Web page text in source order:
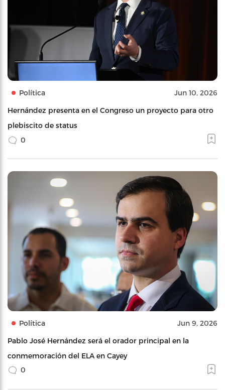
Política Jun 10, 2026
Hernández presenta en el Congreso un proyecto para otro
plebiscito de status
0
Política Jun 9, 2026
Pablo José Hernández será el orador principal en la
conmemoración del ELA en Cayey
0